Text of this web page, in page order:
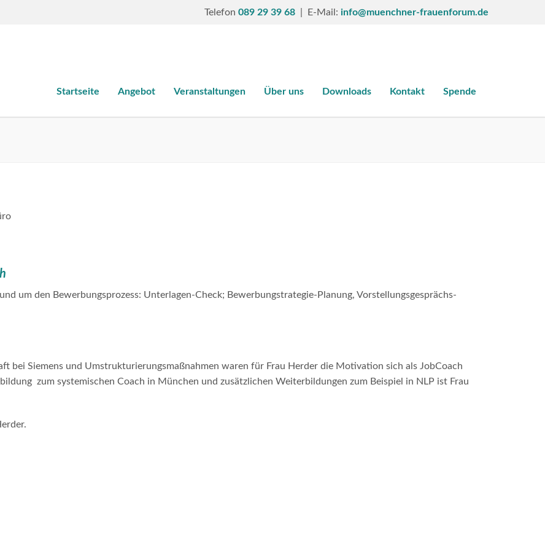
Telefon 089 29 39 68 | E-Mail: info@muenchner-frauenforum.de
Startseite Angebot Veranstaltungen Über uns Downloads Kontakt Spende
um den Bewerbungsprozess: Unterlagen-Check; Bewerbungstrategie-Planung, Vorstellungsgesprächs-
bei Siemens und Umstrukturierungsmaßnahmen waren für Frau Herder die Motivation sich als JobCoach
zum systemischen Coach in München und zusätzlichen Weiterbildungen zum Beispiel in NLP ist Frau